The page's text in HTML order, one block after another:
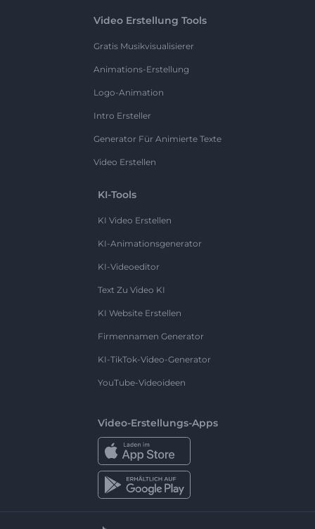
Video Erstellung Tools
Gratis Musikvisualisierer
Animations-Erstellung
Logo-Animation
Intro Ersteller
Generator Für Animierte Texte
Video Erstellen
KI-Tools
KI Video Erstellen
KI-Animationsgenerator
KI-Videoeditor
Text Zu Video KI
KI Website Erstellen
Firmennamen Generator
KI-TikTok-Video-Generator
YouTube-Videoideen
Video-Erstellungs-Apps